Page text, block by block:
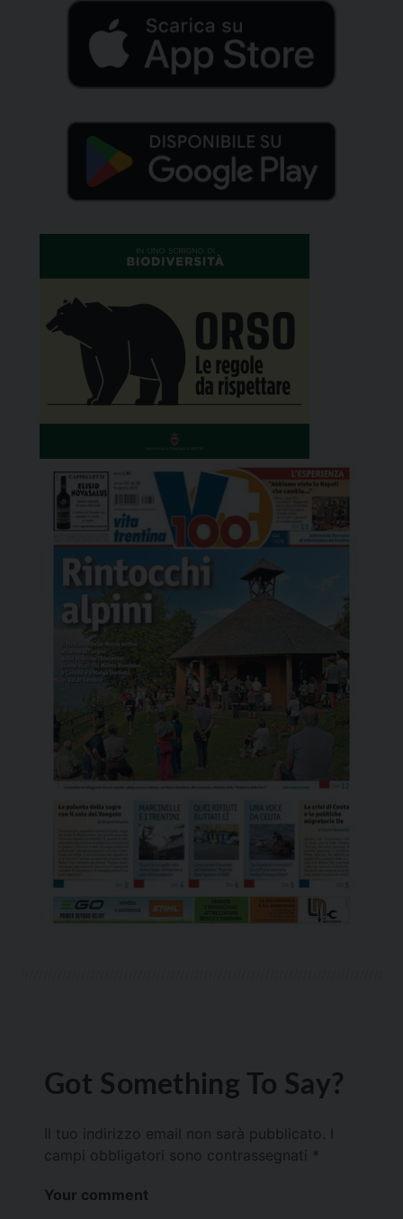
Got Something To Say?
Il tuo indirizzo email non sarà pubblicato.
campi obbligatori sono contrassegnati *
Your comment